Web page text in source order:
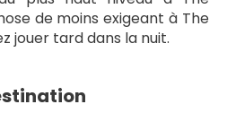
de moins exigeant à The
jouer tard dans la nuit.